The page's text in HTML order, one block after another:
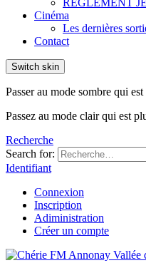
REGLEMENT
Cinéma
Les dernières
Contact
Switch skin
Passer au mode sombre qui
Passez au mode clair qui est
Recherche
Search for:
Identifiant
Connexion
Inscription
Adiministration
Créer un compte